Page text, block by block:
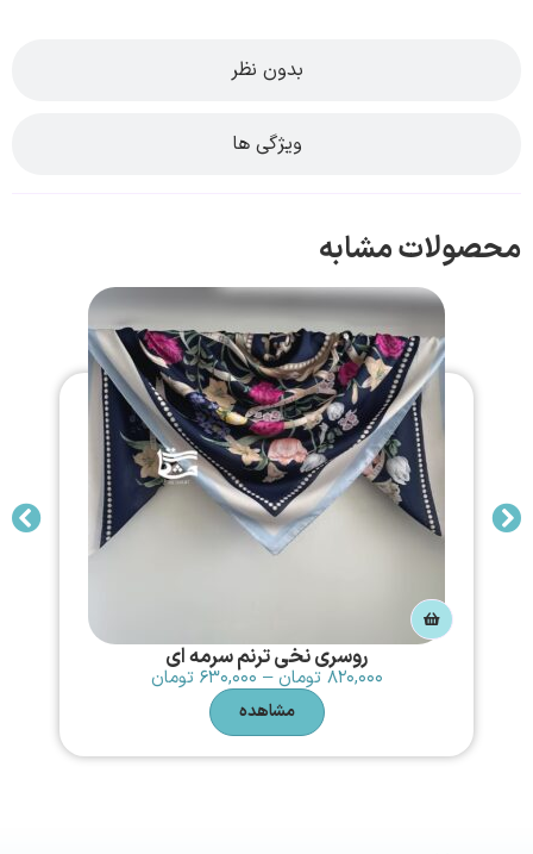
بدون نظر
ویژگی ها
محصولات مشابه
روسری نخی ترنم سرمه ای
۸۲۰,۰۰۰ تومان – ۶۳۰,۰۰۰ تومان
مشاهده